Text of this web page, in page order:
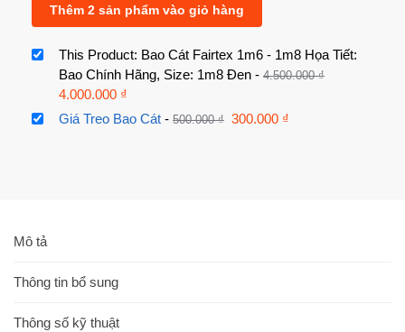
Thêm 2 sản phẩm vào giỏ hàng
This Product: Bao Cát Fairtex 1m6 - 1m8 Họa Tiết:
Bao Chính Hãng, Size: 1m8 Đen - 4.500.000₫
4.000.000 ₫
Giá Treo Bao Cát - 500.000₫ 300.000 ₫
Mô tả
Thông tin bổ sung
Thông số kỹ thuật